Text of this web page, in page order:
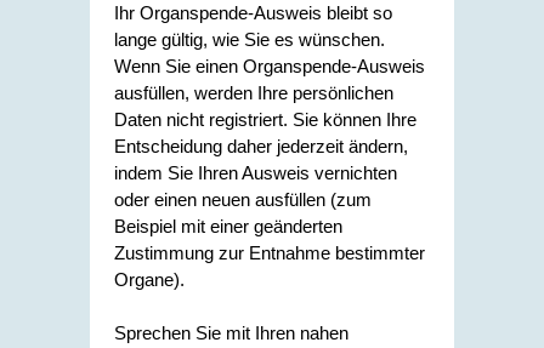
Ihr Organspende-Ausweis bleibt so
lange gültig, wie Sie es wünschen.
Wenn Sie einen Organspende-Ausweis
ausfüllen, werden Ihre persönlichen
Daten nicht registriert. Sie können Ihre
Entscheidung daher jederzeit ändern,
indem Sie Ihren Ausweis vernichten
oder einen neuen ausfüllen (zum
Beispiel mit einer geänderten
Zustimmung zur Entnahme bestimmter
Organe).
Sprechen Sie mit Ihren nahen